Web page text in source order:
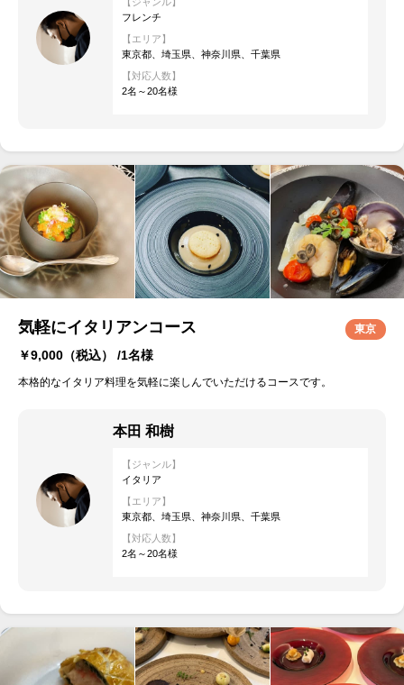
フレンチ
【エリア】
東京都、埼玉県、神奈川県、千葉県
【対応人数】
2名～20名様
気軽にイタリアンコース
￥9,000 （税込） /1名様
東京
本格的なイタリア料理を気軽に楽しんでいただけるコースです。
本田 和樹
【ジャンル】
イタリア
【エリア】
東京都、埼玉県、神奈川県、千葉県
【対応人数】
2名～20名様